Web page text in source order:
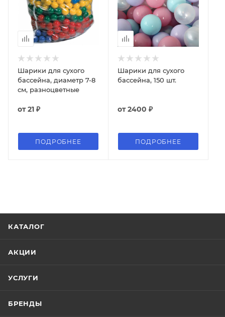
Шарики для сухого
бассейна, диаметр 7-8
см, разноцветные
от21 ₽
ПОДРОБНЕЕ
Шарики для сухого
бассейна, 150 шт.
от2400 ₽
ПОДРОБНЕЕ
КАТАЛОГ
АКЦИИ
УСЛУГИ
БРЕНДЫ